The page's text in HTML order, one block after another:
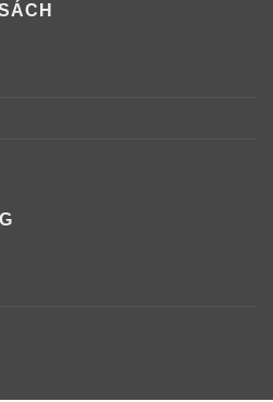
đau cơ, đau viêm khớp, đau
chu kỳ, nhức đầu…